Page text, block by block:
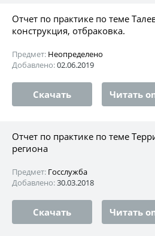
Отчет по практике по теме
конструкция, отбраковка.
Предмет: Неопределено
Добавлено:02.06.2019
Скачать Читать
Отчет по практике по теме
региона
Предмет: Госслужба
Добавлено:30.03.2018
Скачать Читать